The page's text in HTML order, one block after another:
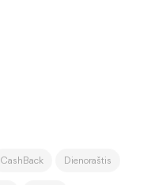
CashBack Dienoraštis